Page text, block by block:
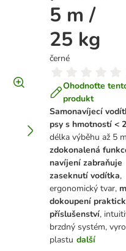
5 m /
25 kg
černé
Ohodnoťte
produkt
Samonavíjecí
psy s hmotností <
délka výběhu až 5
zdokonalená
navíjení zabraňuje
zaseknutí vodítka,
ergonomický tvar,
dokoupení
příslušenství,
brzdný systém,
plastu další